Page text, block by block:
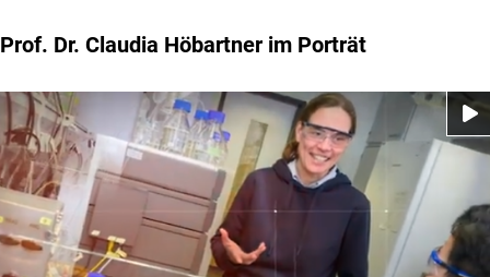
Prof. Dr. Claudia Höbartner im Porträt